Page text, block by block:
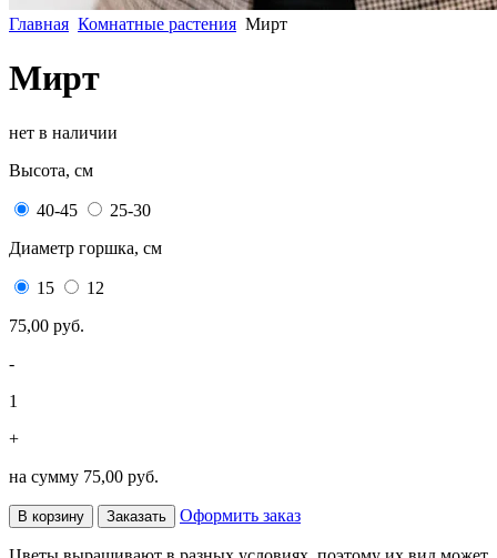
Главная Комнатные растения Мирт
Мирт
нет в наличии
Высота, см
40-45
25-30
Диаметр горшка, см
15
12
75,00 руб.
-
1
+
на сумму 75,00 руб.
В корзину Заказать Оформить заказ